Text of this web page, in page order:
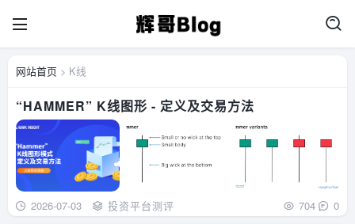
网站首页 > K线
“HAMMER” K线图形 - 定义及交易方法
2026-07-03 投资平台测评 704 0